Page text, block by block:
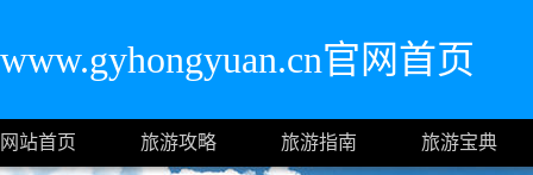
www.gyhongyuan.cn官网首页
网站首页 旅游攻略 旅游指南 旅游宝典